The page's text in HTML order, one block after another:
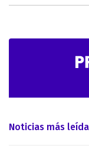
Noticias más